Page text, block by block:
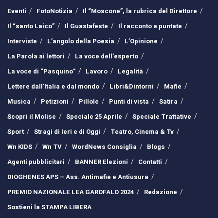
Eventi
FotoNotizia
Il “Moscone”, la rubrica del Direttore
Il “santo Laico”
Il Guastafeste
Il racconto a puntate
Interviste
L’angolo della Poesia
L’Opinione
La Parola ai lettori
La voce dell’esperto
La voce di “Pasquino”
Lavoro
Legalità
Lettere dall’Italia e dal mondo
Libri&Dintorni
Mafie
Musica
Petizioni Pillole Punti di vista
Satira
Scopri il Molise
Speciale 25 Aprile
Speciale Trattative
Sport
Stragi di Ieri e di Oggi
Teatro, Cinema & Tv
Wn KIDS
Wn TV WordNews Consiglia
Blogs
Agenti pubblicitari
BANNER Elezioni
Contatti
DIOGHENES APS – Ass. Antimafie e Antiusura
PREMIO NAZIONALE LEA GAROFALO 2024
Redazione
Sostieni la STAMPA LIBERA